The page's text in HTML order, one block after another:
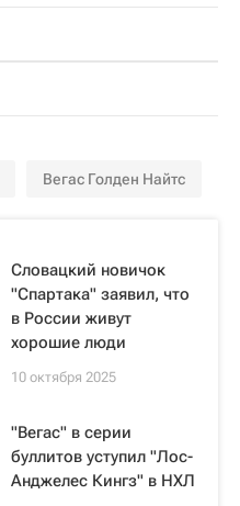
Вегас Голден Найтс
Словацкий новичок
"Спартака" заявил, что
в России живут
хорошие люди
10 октября 2025
"Вегас" в серии
буллитов уступил "Лос-
Анджелес Кингз" в НХЛ